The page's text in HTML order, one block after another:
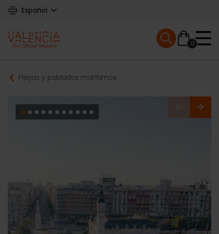
Skip
content
Español
Main
navigation
0
Mobile menu
Breadcrumb
Playas y poblados marítimos